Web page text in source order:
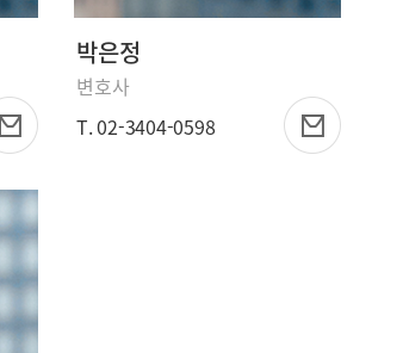
박은정
변호사
T. 02-3404-0598